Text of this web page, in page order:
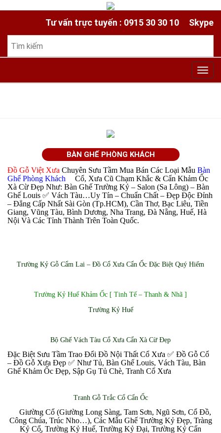
Tư vấn trực tuyến : 0915 30 30 10 Skype
BÀN GHẾ PHÒNG KHÁCH
Đồ Gỗ Việt Xưa Chuyên Sưu Tầm Mua Bán Các Loại Mẫu Bàn
Ghế Phòng Khách
Cổ, Xưa Cũ Chạm Khắc & Cẩn Khảm Ốc
Xà Cừ Đẹp Như: Bàn Ghế Trường Kỷ – Salon (Sa Lông) – Bàn
Ghế Louis ✅ Vách Tàu…Uy Tín – Chuẩn Chất – Đẹp Độc Đỉnh
– Đẳng Cấp Nhất Sài Gòn (Tp.HCM), Cần Thơ, Bạc Liêu, Tiền
Giang, Vũng Tàu, Bình Dương, Nha Trang, Đà Nẵng, Huế, Hà
Nội Và Các Tỉnh Thành Trên Toàn Quốc.
Trường Kỷ Gỗ Cẩm Lai – Đồ Cổ Xưa Cẩn Ốc Đặc Biệt Quý Hiếm
Trường Kỷ Huế Khảm Ốc [ Tinh Tế – Thanh & Nhã ]
Trường Kỷ Huế
Bộ Ghế Vách Tàu Cổ Xưa Cẩn Xà Cừ Đẹp
Đặc Biệt Sưu Tầm Trao Đổi Đồ Nội Thất Cổ Xưa ✅ Đồ Gỗ Cổ
– Đồ Gỗ Xưa Đẹp ✅ Như Tủ, Bàn Ghế Louis, Vách Tàu, Bàn
Ghế Khảm Ốc Đẹp, Sập Gụ Tủ Chè, Tranh Cổ Xưa
Tranh Gỗ Trắc Cổ Cẩn Ốc
Giường Cổ (Giường Long Sàng, Tam Sơn, Ngũ Sơn, Cổ Đồ,
Công Chúa, Trúc Nho…), Các Mẫu Ghế Trường Kỷ Đẹp, Tràng
Kỷ Cổ, Trường Kỷ Huế, Trường Kỷ Đại, Trường Kỷ Cẩn